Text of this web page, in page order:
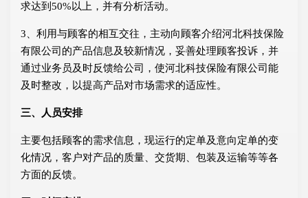
求达到50%以上，并有分析活动。
3、利用与顾客的相互交往，主动向顾客介绍河北科技保险
有限公司的产品信息及较新情况，妥善处理顾客投诉，并
通过业务员及时反馈给公司，使河北科技保险有限公司能
及时整改，以提高产品对市场需求的适应性。
三、人员安排
主要包括顾客的需求信息，现运行的定单及意向定单的变
化情况，客户对产品的质量、交货期、包装及运输等等各
方面的反馈。